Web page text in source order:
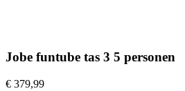
Jobe funtube tas 3 5 personen
€ 379,99